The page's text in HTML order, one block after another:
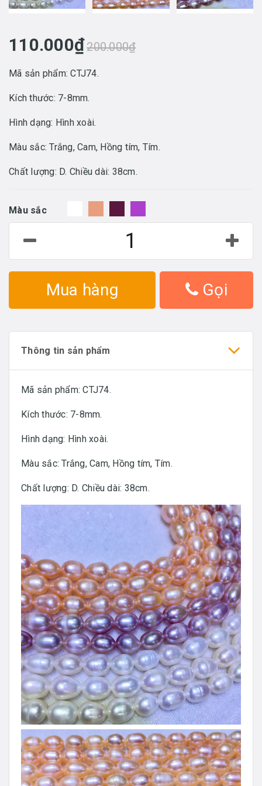
110.000₫200.000₫
Mã sản phẩm: CTJ74.
Kích thước: 7-8mm.
Hình dạng: Hình xoài.
Màu sắc: Trắng, Cam, Hồng tím, Tím.
Chất lượng: D. Chiều dài: 38cm.
Màu sắc
Mua hàng Gọi
Thông tin sản phẩm
Mã sản phẩm: CTJ74.
Kích thước: 7-8mm.
Hình dạng: Hình xoài.
Màu sắc: Trắng, Cam, Hồng tím, Tím.
Chất lượng: D. Chiều dài: 38cm.